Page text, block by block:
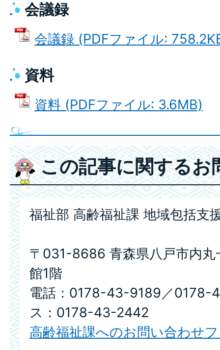
会議録
会議録 (PDFファイル:
資料
資料 (PDFファイル: 3.6MB)
この記事に関するお
福祉部 高齢福祉課 地域包括支
〒031-8686 青森県八戸市内丸
館1階
電話：0178-43-9189／0178-
ス：0178-43-2442
高齢福祉課へのお問い合わせ